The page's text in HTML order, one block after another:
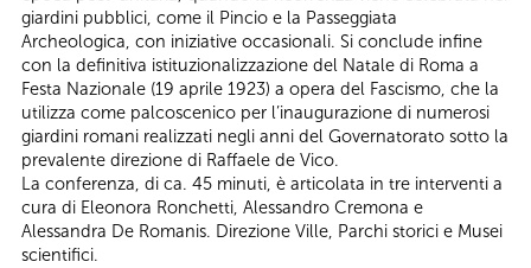
giardini pubblici, come il Pincio e la Passeggiata
Archeologica, con iniziative occasionali. Si conclude infine
con la definitiva istituzionalizzazione del Natale di Roma a
Festa Nazionale (19 aprile 1923) a opera del Fascismo, che la
utilizza come palcoscenico per l’inaugurazione di numerosi
giardini romani realizzati negli anni del Governatorato sotto la
prevalente direzione di Raffaele de Vico.
La conferenza, di ca. 45 minuti, è articolata in tre interventi a
cura di Eleonora Ronchetti, Alessandro Cremona e
Alessandra De Romanis. Direzione Ville, Parchi storici e Musei
scientifici.